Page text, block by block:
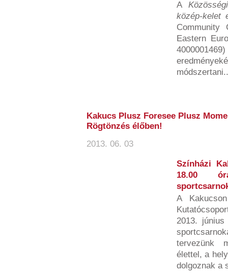
A
közép-kelet
Community
Eastern
Kakucs Plusz Foresee Plusz
Rögtönzés élőben!
2013. 06. 03
Színházi
18.00
A
2013.
tervezünk
élettel, a
dolgoznak a